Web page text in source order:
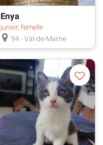
Enya
junior, femelle
94 - Val-de-Marne